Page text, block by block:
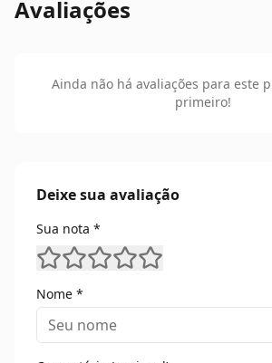
Avaliações
Ainda não há avaliações para este
primeiro!
Deixe sua avaliação
Sua nota *
Nome *